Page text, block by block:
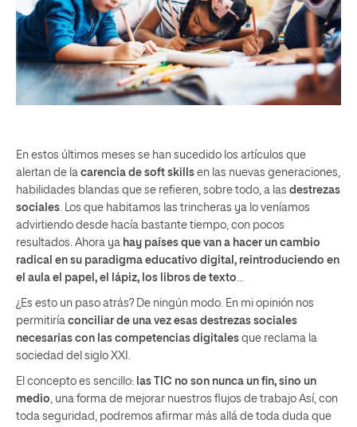
En estos últimos meses se han sucedido los artículos que
alertan de la carencia de soft skills en las nuevas generaciones,
habilidades blandas que se refieren, sobre todo, a las destrezas
sociales . Los que habitamos las trincheras ya lo veníamos
advirtiendo desde hacía bastante tiempo, con pocos
resultados. Ahora ya hay países que van a hacer un cambio
radical en su paradigma educativo digital, reintroduciendo en
el aula el papel, el lápiz, los libros de texto
¿Es esto un paso atrás? De ningún modo. En mi opinión nos
permitiría conciliar de una vez esas destrezas sociales
necesarias con las competencias digitales que reclama la
sociedad del siglo XXI.
El concepto es sencillo: las TIC no son nunca un fin, sino un
medio , una forma de mejorar nuestros flujos de trabajo Así, con
toda seguridad, podremos afirmar más allá de toda duda que